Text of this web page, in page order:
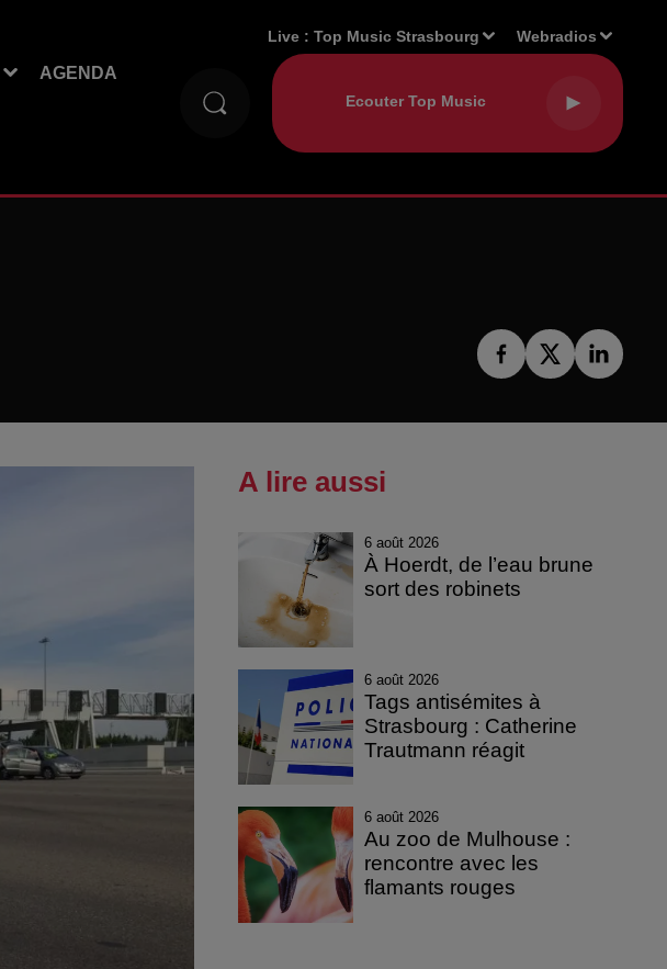
AGENDA
Live :Top Music Strasbourg Webradios
A lire aussi
6 août 2026
À Hoerdt, de l’eau brune
sort des robinets
6 août 2026
Tags antisémites à
Strasbourg : Catherine
Trautmann réagit
6 août 2026
Au zoo de Mulhouse :
rencontre avec les
flamants rouges